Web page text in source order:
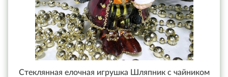
Стеклянная елочная игрушка Шляпник с чайником